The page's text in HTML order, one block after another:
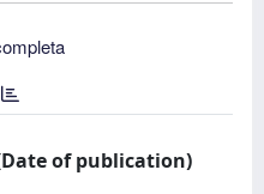
of publication)